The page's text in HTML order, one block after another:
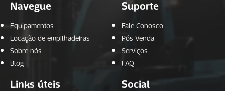
Navegue
Equipamentos
Locação de empilhadeiras
Sobre nós
Blog
Suporte
Fale Conosco
Pós Venda
Serviços
FAQ
Links úteis Social